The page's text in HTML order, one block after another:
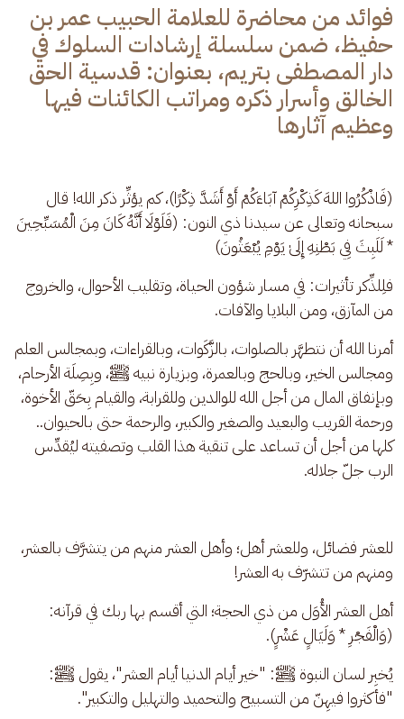
فوائد من محاضرة للعلامة الحبيب عمر بن
حفيظ، ضمن سلسلة إرشادات السلوك في
دار المصطفى بتريم، بعنوان: قدسية الحق
الخالق وأسرار ذكره ومراتب الكائنات فيها
وعظيم آثارها
(فَاذْكُرُوا اللهَ كَذِكْرِكُمْ آبَاءَكُمْ أَوْ أَشَدَّ ذِكْرًا)، كم يؤثِّر ذكر الله! قال
سبحانه وتعالى عن سيدنا ذي النون: (فَلَوْلَا أَنَّهُ كَانَ مِنَ الْمُسَبِّحِينَ
* لَلَبِثَ فِي بَطْنِهِ إِلَىٰ يَوْمِ يُبْعَثُونَ)
فلِلذِّكر تأثيرات: في مسار شؤون الحياة، وتقليب الأحوال، والخروج
من المآزق، ومن البلايا والآفات.
أمرنا الله أن نتطهَّر بالصلوات، بالزَّكَوات، وبالقراءات، وبمجالس العلم
ومجالس الخير، وبالحج وبالعمرة، وبزيارة نبيه ﷺ، وبِصِلَة الأرحام،
وبإنفاق المال من أجل الله للوالدين وللقرابة، والقيام بِحَقّ الأخوة،
ورحمة القريب والبعيد والصغير والكبير، والرحمة حتى بالحيوان..
كلها من أجل أن تساعد على تنقية هذا القلب وتصفيته ليُقدِّس
الرب جلّ جلاله.
للعشر فضائل، وللعشر أهل؛ وأهل العشر منهم من يتشرَّف بالعشر،
ومنهم من تتشرّف به العشر!
أهل العشر الأُوَل من ذي الحجة؛ التي أقسم بها ربك في قرآنه:
(وَالْفَجْرِ * وَلَيَالٍ عَشْرٍ).
يُخبِر لسان النبوة ﷺ: "خير أيام الدنيا أيام العشر"، يقول ﷺ:
"فأكثروا فيهِنّ من التسبيح والتحميد والتهليل والتكبير".